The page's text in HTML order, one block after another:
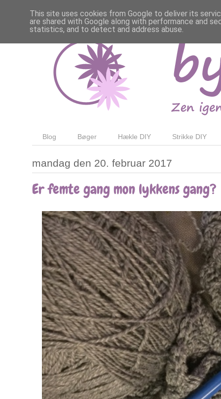
Blog Bøger Hækle DIY Strikke DIY
mandag den 20. februar 2017
Er femte gang mon lykkens gang?
This site uses cookies from Google to deliver its
are shared with Google along with performance and
statistics, and to detect and address abuse.